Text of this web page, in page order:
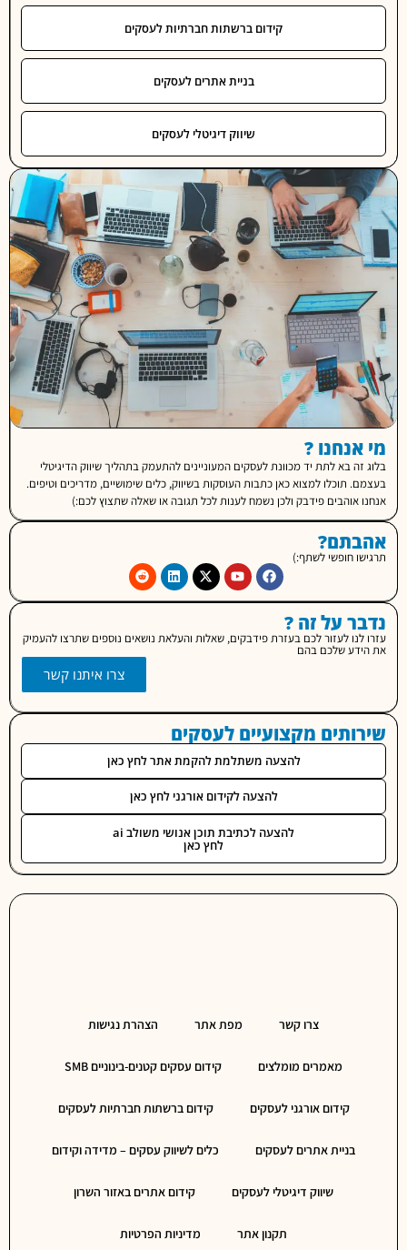
קידום ברשתות חברתיות לעסקים
בניית אתרים לעסקים
שיווק דיגיטלי לעסקים
?
בא לתת יד מכוונת לעסקים המעוניינים להתעמק בתהליך שיווק הדיגיטלי
תוכלו למצוא כאן כתבות העוסקות בשיווק, כלים שימושיים, מדריכים וטיפים.
פידבק ולכן נשמח לענות לכל תגובה או שאלה שתצוץ לכם:)
חופשי לשתף:)
על זה ?
לעזור לכם בעזרת פידבקים, שאלות והעלאת נושאים נוספים שתרצו להעמיק
שלכם בהם
צרו איתנו קשר
מקצועיים לעסקים
להצעה משתלמת להקמת אתר לחץ כאן
להצעה לקידום אורגני לחץ כאן
להצעה לכתיבת תוכן אנושי משולב ai
מפת אתר הצהרת נגישות
מאמרים מומלצים קידום עסקים קטנים-בינוניים SMB
קידום אורגני לעסקים קידום ברשתות חברתיות לעסקים
בניית אתרים לעסקים כלים לשיווק עסקים – מדידה וקידום
שיווק דיגיטלי לעסקים קידום אתרים באזור השרון
תקנון אתר מדיניות הפרטיות